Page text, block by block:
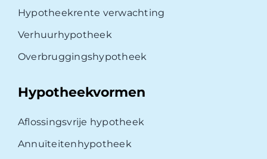
Hypotheekrente verwachting
Verhuurhypotheek
Overbruggingshypotheek
Hypotheekvormen
Aflossingsvrije hypotheek
Annuïteitenhypotheek